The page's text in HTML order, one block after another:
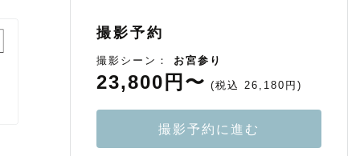
撮影予約
撮影シーン： お宮参り
23,800円〜 (税込 26,180円)
撮影予約に進む